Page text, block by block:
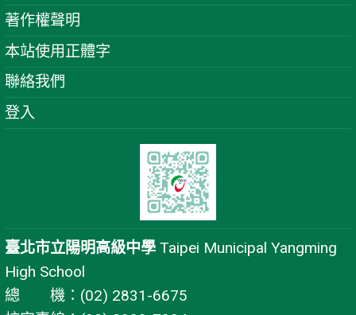
著作權聲明
本站使用正體字
聯絡我們
登入
臺北市立陽明高級中學 Taipei Municipal Yangming
High School
總 機：(02) 2831-6675